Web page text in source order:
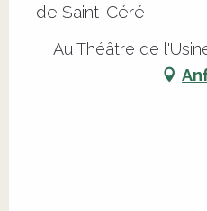
de Saint-Céré
Au Théâtre de